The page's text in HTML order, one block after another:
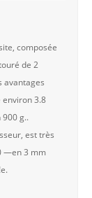
composée
de 2
avantages
3.8
g..
est très
—en 3 mm